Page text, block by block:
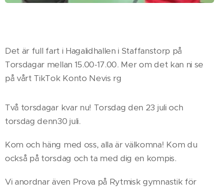
Det är full fart i Hagalidhallen i Staffanstorp på
Torsdagar mellan 15.00-17.00. Mer om det kan ni se
på vårt TikTok Konto Nevis rg
Två torsdagar kvar nu! Torsdag den 23 juli och
torsdag denn30 juli.
Kom och häng med oss, alla är välkomna! Kom du
också på torsdag och ta med dig en kompis.
Vi anordnar även Prova på Rytmisk gymnastik för